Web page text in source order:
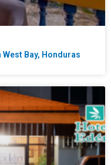
Bay, Honduras